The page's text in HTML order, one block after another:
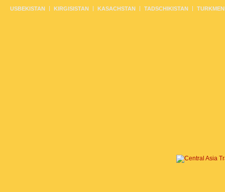
USBEKISTAN KIRGISISTAN KASACHSTAN TADSCHIKISTAN